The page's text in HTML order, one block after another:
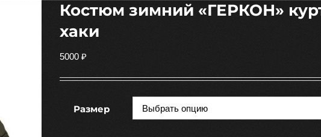
Костюм зимний «ГЕРКОН»
хаки
5000 ₽
Размер